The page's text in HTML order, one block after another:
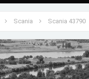
Scania Scania 43790